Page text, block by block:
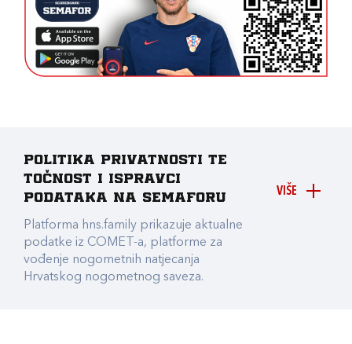
VIŠE
Politika privatnosti te
točnost i ispravci
podataka na Semaforu
Platforma hns.family prikazuje aktualne
podatke iz COMET-a, platforme za
vođenje nogometnih natjecanja
Hrvatskog nogometnog saveza.